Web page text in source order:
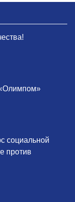
социальной
против